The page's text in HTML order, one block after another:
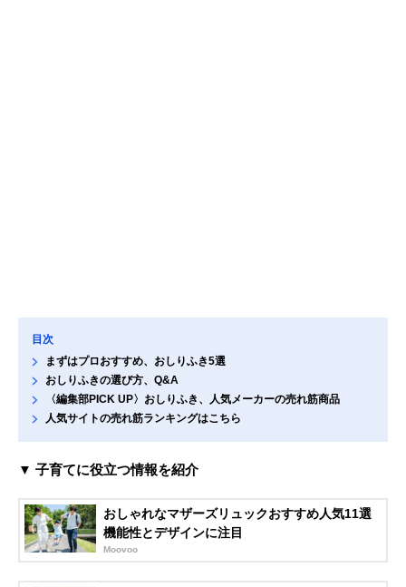
目次
まずはプロおすすめ、おしりふき5選
おしりふきの選び方、Q&A
〈編集部PICK UP〉おしりふき、人気メーカーの売れ筋商品
人気サイトの売れ筋ランキングはこちら
▼ 子育てに役立つ情報を紹介
おしゃれなマザーズリュックおすすめ人気11選
機能性とデザインに注目
Moovoo